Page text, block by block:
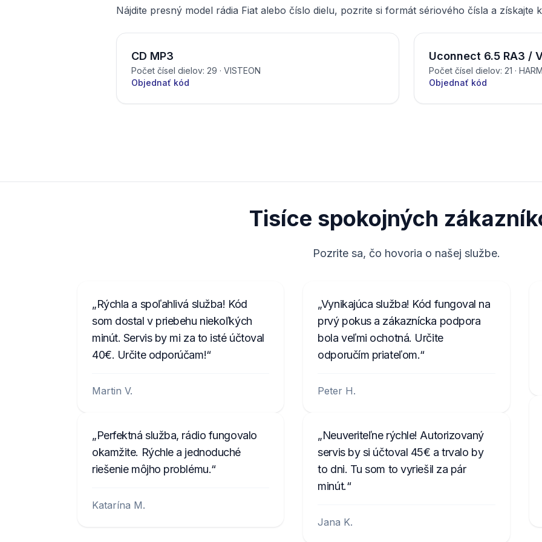
Nájdite presný model rádia Fiat alebo číslo dielu, pozrite si formát sériového čísla a získajte
CD MP3
Počet čísel dielov: 29 · VISTEON
Objednať kód
Uconnect 6.5 RA3 /
Počet čísel dielov: 21 ·
Objednať kód
Tisíce spokojných
Pozrite sa, čo hovoria o našej službe.
Rýchla a spoľahlivá služba! Kód
som dostal v priebehu niekoľkých
minút. Servis by mi za to isté účtoval
40€. Určite odporúčam!
Martin V.
Perfektná služba, rádio fungovalo
okamžite. Rýchle a jednoduché
riešenie môjho problému.
Katarína M.
Vynikajúca služba! Kód fungoval na
prvý pokus a zákaznícka podpora
bola veľmi ochotná. Určite
odporučím priateľom.
Peter H.
Neuveriteľne rýchle! Autorizovaný
servis by si účtoval 45€ a trvalo by
to dni. Tu som to vyriešil za pár
minút.
Jana K.